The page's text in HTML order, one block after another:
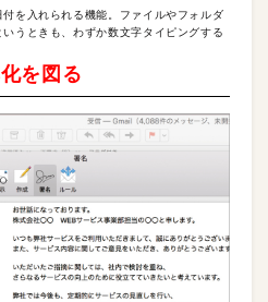
付を入れられる機能。ファイルやフォルダ
うときも、わずか数文字タイピングする
を図る